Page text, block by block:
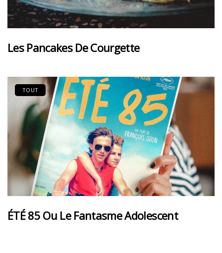
Les Pancakes De Courgette
TOUT
ÉTÉ 85 Ou Le Fantasme Adolescent